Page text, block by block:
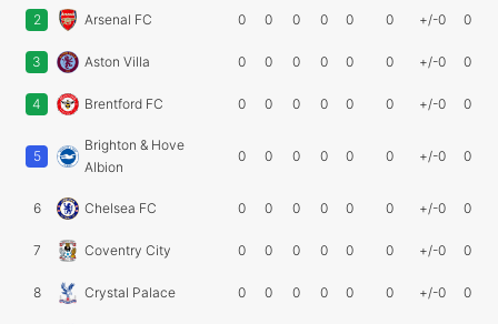
2 Arsenal FC 0 0 0 0 0 0 +/-0 0
3 Aston Villa 0 0 0 0 0 0 +/-0 0
4 Brentford FC 0 0 0 0 0 0 +/-0 0
5
Brighton & Hove
Albion
0 0 0 0 0 0 +/-0 0
6 Chelsea FC 0 0 0 0 0 0 +/-0 0
7 Coventry City 0 0 0 0 0 0 +/-0 0
8 Crystal Palace 0 0 0 0 0 0 +/-0 0